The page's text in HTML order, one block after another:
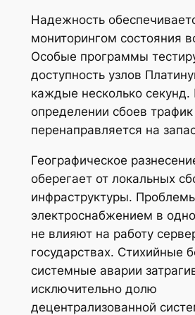
Надежность
мониторингом состояния
Особые программы
доступность узлов
каждые несколько секунд.
определении сбоев
перенаправляется на
Географическое
оберегает от локальных
инфраструктуры.
электроснабжением в
не влияют на работу
государствах. Стихийные
системные аварии
исключительно долю
децентрализованной